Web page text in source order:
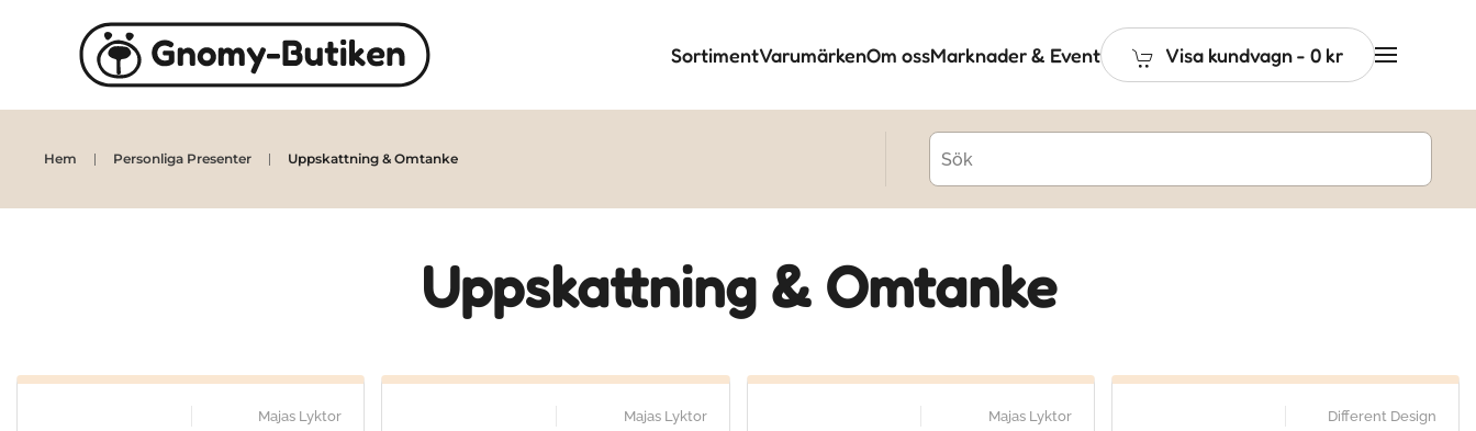
Skip to main content SortimentVarumärkenOm ossMarknader & Event Visa kundvagn- 0 kr
Hem Personliga Presenter Uppskattning & Omtanke
Uppskattning & Omtanke
Majas Lyktor Majas Lyktor Majas Lyktor Different Design